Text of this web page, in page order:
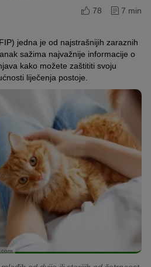
78 7 min
jedna je od najstrašnijih zaraznih
sažima najvažnije informacije o
kako možete zaštititi svoju
liječenja postoje.